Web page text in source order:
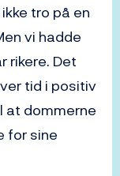
tro på en
vi hadde
rikere. Det
tid i positiv
at dommerne
for sine